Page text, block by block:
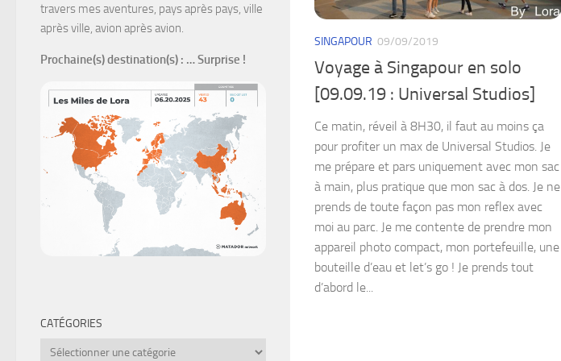
SINGAPOUR 09/09/2019
Voyage à Singapour en solo
[09.09.19 : Universal Studios]
Ce matin, réveil à 8H30, il faut au moins ça
pour profiter un max de Universal Studios. Je
me prépare et pars uniquement avec mon sac
à main, plus pratique que mon sac à dos. Je ne
prends de toute façon pas mon reflex avec
moi au parc. Je me contente de prendre mon
appareil photo compact, mon portefeuille, une
bouteille d’eau et let’s go ! Je prends tout
d’abord le...
travers mes aventures, pays après pays, ville
après ville, avion après avion.
Prochaine(s) destination(s) : … Surprise !
CATÉGORIES
Catégories